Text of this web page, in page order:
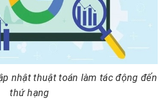
nhật thuật toán làm tác động đến
thứ hạng